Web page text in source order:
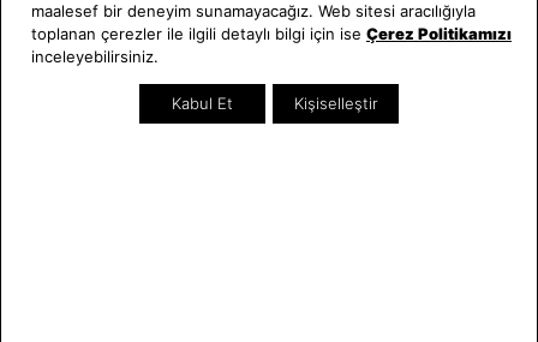
Hakkımızda
Neden Saat ve Saat
Erkek Saat
Tüm Ürünler
Takı & Aksesuar
maalesef bir deneyim sunamayacağız. Web sitesi aracılığıyla
toplanan çerezler ile ilgili detaylı bilgi için ise Çerez Politikamızı
inceleyebilirsiniz.
Kabul Et Kişiselleştir